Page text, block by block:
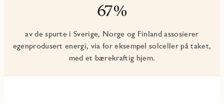
67%
av de spurte i Sverige, Norge og Finland assosierer
egenprodusert energi, via for eksempel solceller på taket,
med et bærekraftig hjem.